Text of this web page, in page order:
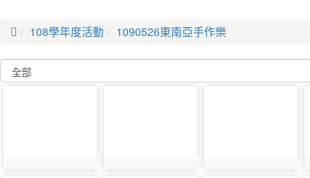
 108學年度活動 1090526東南亞手作樂